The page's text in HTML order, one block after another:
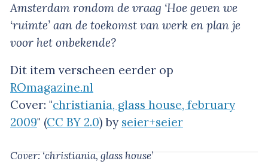
Amsterdam rondom de vraag ‘Hoe geven we
‘ruimte’ aan de toekomst van werk en plan je
voor het onbekende?
Dit item verscheen eerder op
ROmagazine.nl
Cover: "christiania, glass house, february
2009" (CC BY 2.0) by seier+seier
Cover: ‘christiania, glass house’